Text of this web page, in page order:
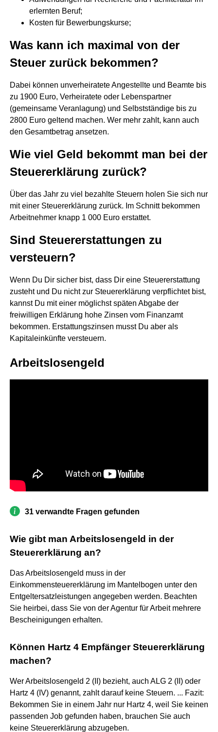
erlernten Beruf;
Kosten für Bewerbungskurse;
Was kann ich maximal von der
Steuer zurück bekommen?
Dabei können unverheiratete Angestellte und Beamte bis
zu 1900 Euro, Verheiratete oder Lebenspartner
(gemeinsame Veranlagung) und Selbstständige bis zu
2800 Euro geltend machen. Wer mehr zahlt, kann auch
den Gesamtbetrag ansetzen.
Wie viel Geld bekommt man bei der
Steuererklärung zurück?
Über das Jahr zu viel bezahlte Steuern holen Sie sich nur
mit einer Steuererklärung zurück. Im Schnitt bekommen
Arbeitnehmer knapp 1 000 Euro erstattet.
Sind Steuererstattungen zu
versteuern?
Wenn Du Dir sicher bist, dass Dir eine Steuererstattung
zusteht und Du nicht zur Steuererklärung verpflichtet bist,
kannst Du mit einer möglichst späten Abgabe der
freiwilligen Erklärung hohe Zinsen vom Finanzamt
bekommen. Erstattungszinsen musst Du aber als
Kapitaleinkünfte versteuern.
Arbeitslosengeld
31 verwandte Fragen gefunden
Wie gibt man Arbeitslosengeld in der
Steuererklärung an?
Das Arbeitslosengeld muss in der
Einkommensteuererklärung im Mantelbogen unter den
Entgeltersatzleistungen angegeben werden. Beachten
Sie heirbei, dass Sie von der Agentur für Arbeit mehrere
Bescheinigungen erhalten.
Können Hartz 4 Empfänger Steuererklärung
machen?
Wer Arbeitslosengeld 2 (II) bezieht, auch ALG 2 (II) oder
Hartz 4 (IV) genannt, zahlt darauf keine Steuern. ... Fazit:
Bekommen Sie in einem Jahr nur Hartz 4, weil Sie keinen
passenden Job gefunden haben, brauchen Sie auch
keine Steuererklärung abzugeben.